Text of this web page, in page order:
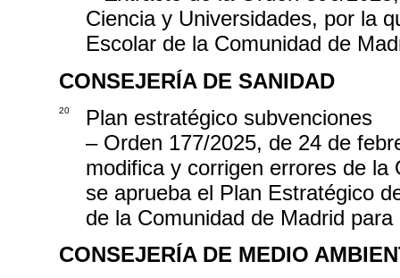
Ciencia y Universidades, por la
Escolar de la Comunidad de
CONSEJERÍA DE SANIDAD
20
Plan estratégico subvenciones
– Orden 177/2025, de 24 de
modifica y corrigen errores de
se aprueba el Plan Estratégico
de la Comunidad de Madrid
CONSEJERÍA DE MEDIO